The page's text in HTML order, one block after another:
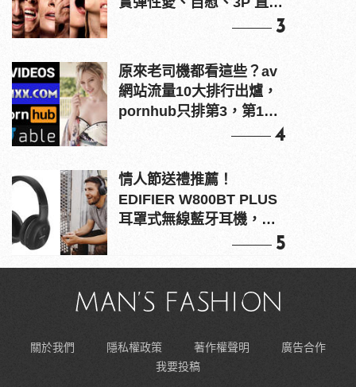
3
原來老司機都看這些？av
網站流量10大排行出爐，
pornhub只排第3，第1名
4
情人節送禮推薦！
EDIFIER W800BT PLUS
耳罩式無線藍牙耳機，在
5
關於我們 隱私權政策 著作權聲明
廣告合作
我要投稿